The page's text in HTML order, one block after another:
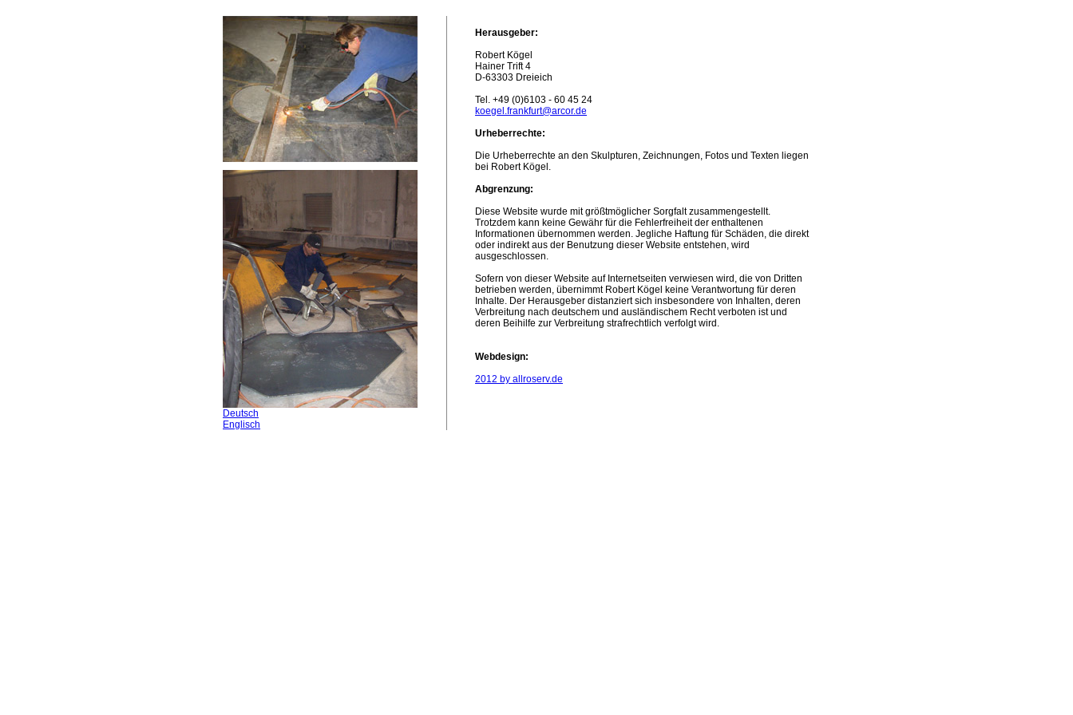
Herausgeber:
Robert Kögel
Hainer Trift 4
D-63303 Dreieich
Tel. +49 (0)6103 - 60 45 24
koegel.frankfurt@arcor.de
Urheberrechte:
Die Urheberrechte an den Skulpturen, Zeichnungen, Fotos und Texten liegen
bei Robert Kögel.
Abgrenzung:
Diese Website wurde mit größtmöglicher Sorgfalt zusammengestellt.
Trotzdem kann keine Gewähr für die Fehlerfreiheit der enthaltenen
Informationen übernommen werden. Jegliche Haftung für Schäden, die direkt
oder indirekt aus der Benutzung dieser Website entstehen, wird
ausgeschlossen.
Sofern von dieser Website auf Internetseiten verwiesen wird, die von Dritten
betrieben werden, übernimmt Robert Kögel keine Verantwortung für deren
Inhalte. Der Herausgeber distanziert sich insbesondere von Inhalten, deren
Verbreitung nach deutschem und ausländischem Recht verboten ist und
deren Beihilfe zur Verbreitung strafrechtlich verfolgt wird.
Webdesign:
2012 by allroserv.de
Deutsch
Englisch